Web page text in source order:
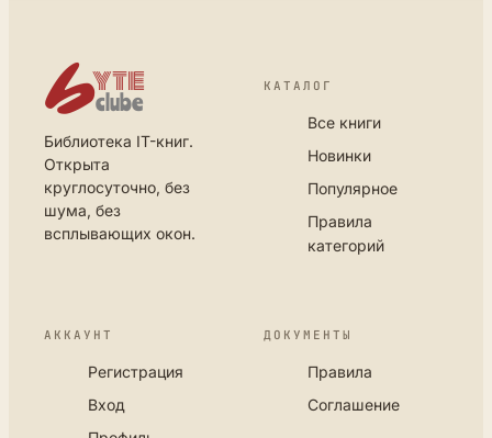
Библиотека IT-книг.
Открыта
круглосуточно, без
шума, без
всплывающих окон.
КАТАЛОГ
Все книги
Новинки
Популярное
Правила
категорий
АККАУНТ
Регистрация
Вход
ДОКУМЕНТЫ
Правила
Соглашение